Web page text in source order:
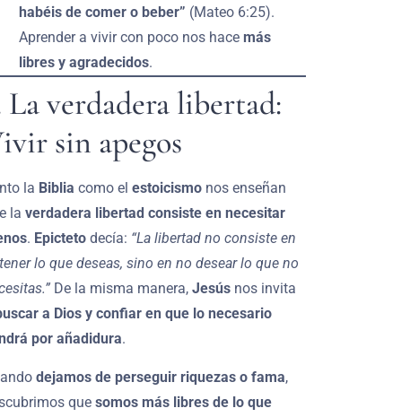
habéis de comer o beber” (Mateo 6:25).
Aprender a vivir con poco nos hace más
libres y agradecidos.
La verdadera libertad:
sin apegos
la Biblia como el estoicismonos enseñan
la verdadera libertad consiste en necesitar
. Epictetodecía: “La libertad no consiste en
lo que deseas, sino en no desear lo que no
De la misma manera, Jesúsnos invita
a Dios y confiar en que lo necesario
por añadidura.
dejamos de perseguir riquezas o fama,
que somos más libres de lo que